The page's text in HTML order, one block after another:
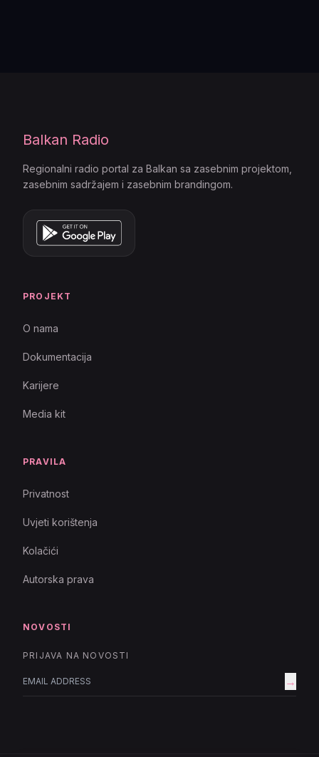
Balkan Radio
Regionalni radio portal za Balkan sa zasebnim projektom,
zasebnim sadržajem i zasebnim brandingom.
PROJEKT
O nama
Dokumentacija
Karijere
Media kit
PRAVILA
Privatnost
Uvjeti korištenja
Kolačići
Autorska prava
NOVOSTI
PRIJAVA NA NOVOSTI
→